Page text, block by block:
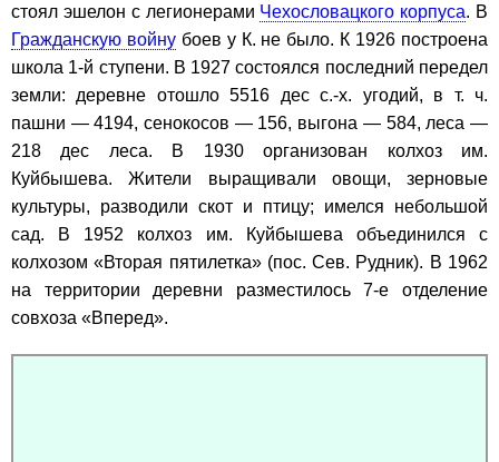
стоял эшелон с легионерами Чехословацкого корпуса. В
Гражданскую войнубоев у К. не было. К 1926 построена
школа 1-й ступени. В 1927 состоялся последний передел
земли: деревне отошло 5516 дес с.-х. угодий, в т. ч.
пашни — 4194, сенокосов — 156, выгона — 584, леса —
218 дес леса. В 1930 организован колхоз им.
Куйбышева. Жители выращивали овощи, зерновые
культуры, разводили скот и птицу; имелся небольшой
сад. В 1952 колхоз им. Куйбышева объединился с
колхозом «Вторая пятилетка» (пос. Сев. Рудник). В 1962
на территории деревни разместилось 7-е отделение
совхоза «Вперед».